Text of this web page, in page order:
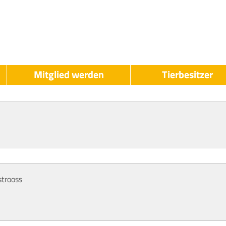
-
Mitglied werden
Propriétaires
Tierbesitzer